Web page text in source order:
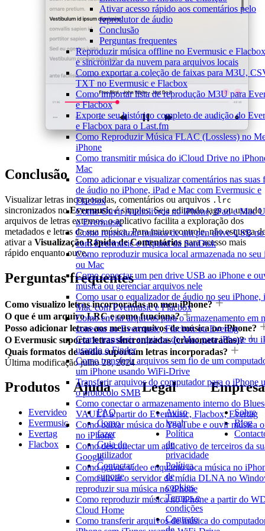
Ativar acesso rápido aos comentários pelo
reprodutor de áudio
Conclusão
Perguntas frequentes
Reproduzir música offline no Evermusic e
e sincronizar da nuvem para arquivos locais
Como exportar a coleção de faixas para M3U,
TXT no Evermusic e Flacbox
Como importar lista de reprodução M3U para
e Flacbox
Exporte seu histórico completo de audição do
e Flacbox para o Last.fm
Como Reproduzir Música FLAC (Lossless) no
iPhone
Como transmitir música do iCloud Drive no
Mac
Como adicionar e visualizar comentários nas suas
de áudio no iPhone, iPad e Mac com Evermusic e
Flacbox
Como Ouvir Audiolivros no iPhone, iPad e Mac
o Evermusic
Como reproduzir música de um pen drive USB
com Evermusic e iXpand da SanDisk
Como reproduzir musica local armazenada no seu
ou Mac
Como conectar um pen drive USB ao iPhone e
música ou gerenciar arquivos nele
Como usar o equalizador de áudio no seu iPhone,
Mac com Evermusic e Flacbox
Como enviar arquivos para o armazenamento em
conectar ao Evermusic, Flacbox ou Evertag
Como transferir arquivos do Mac para iPhone ou
usando o Finder
Como transferir arquivos sem fio de um
um iPhone usando WiFi-Drive
Transferir arquivos do computador para o iPhone
o protocolo SMB
Como conectar o armazenamento interno do
VAULT a partir do Evermusic, Flacbox, Evertag
Como baixar música do YouTube e ouvir música
no iPhone
Como desconectar um aplicativo de terceiros da
Google
Como gravar vídeo enquanto toca música no
Como ativar o servidor de mídia DLNA no
reproduzir sua música no iPhone
Como reproduzir música no iPhone a partir do
Cloud Home
Como transferir arquivos de música do
Conclusão
Visualizar letras incorporadas, comentários ou arquivos .lrc
sincronizados noEvermusicé simples. Seja editando tags ou usando
arquivos de letras externos, o aplicativo facilita a exploração dos
metadados e letras da sua música. Para maior controle, não esqueça
ativar a Visualização Rápida de Comentários para acesso mais
rápido enquanto ouve.
Perguntas frequentes
Como visualizo letras incorporadas no meu iPhone?
O que é um arquivo LRC e como funciona?
Posso adicionar letras aos meus arquivos de música no iPhone?
O Evermusic suporta letras sincronizadas (cronometradas)?
Quais formatos de áudio suportam letras incorporadas?
Última modificaçãojulho 28, 2024
Produtos
Evervideo
Evermusic
Evertag
Flacbox
Ajuda
FAQ
Como
fazer
Guia do
utilizador
Contactar
suporte
Legal
Aviso
legal
Política
de
privacidade
Política
de
cookies
Termos e
condições
Contrato
Empresa
Sobre
Blog